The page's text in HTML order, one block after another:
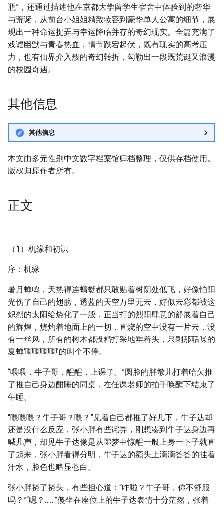
瓶”，还通过描述他在京都大学留学生宿舍中体验到的奢华
与荒诞，从前台小姐姐精致妆容到豪华单人公寓的细节，展
现出一种命运捉弄与幸运降临并存的奇幻现实。全篇充满了
戏谑幽默与青春热血，情节跌宕起伏，既有现实的高考压
力，也有仙界介入般的奇幻转折，勾勒出一段既荒诞又浪漫
的校园奇遇。
其他信息
其他信息
本文由多元性别中文数字档案馆归档整理，仅供存档使用。
版权归原作者所有。
正文
（1）机缘和初识
序：机缘
暑月蝉鸣，天热得连蜻蜓都只敢贴着树阴处低飞，好像怕阳
光伤了自己的翅膀，透蓝的天空万里无云，好似云彩都被这
炽烈的太阳给烧化了一般，正当打的烈阳肆意的舒展着自己
的辉煌，烧灼着地面上的一切，直烧的空中没有一片云，没
有一丝风，所有的树木都没精打采地垂着头，只剩那聒噪的
夏蝉‘唧唧唧唧’的叫个不停。
“喂喂，牛子哥，醒醒，上课了。”圆脸的胖墩儿打着哈欠推
了推自己身边酣睡的同桌，在任课老师的拍手唤醒下结束了
午睡。
“喂喂喂？牛子哥？喂？”见着自己都推了好几下，牛子达却
还是没什么反应，张小胖有些诧异，刚想凑到牛子达身边再
喊几声，却见牛子达像是从噩梦中惊醒一般上身一下子就直
了起来，张小胖看得分明，牛子达的额头上滴滴答答的挂着
汗水，脸色也略显苍白。
张小胖挠了挠头，有些担心道：“咋啦？牛子哥，你不舒服
吗？”“嗯？……”傻坐在座位上的牛子达表情十分茫然，张着